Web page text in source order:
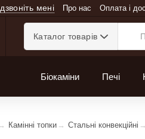
мені Про нас Оплата і
Каталог товарів
Біокаміни Печі
Камінні топки Стальні конвекційні